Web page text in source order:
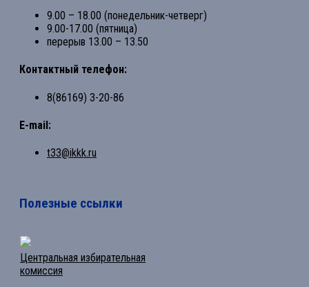
9.00 – 18.00 (понедельник-четверг)
9.00-17.00 (пятница)
перерыв 13.00 – 13.50
Контактный телефон:
8(86169) 3-20-86
E-mail:
t33@ikkk.ru
Полезные ссылки
Центральная избирательная
комиссия